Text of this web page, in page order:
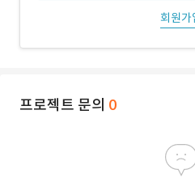
회원가
프로젝트 문의 0